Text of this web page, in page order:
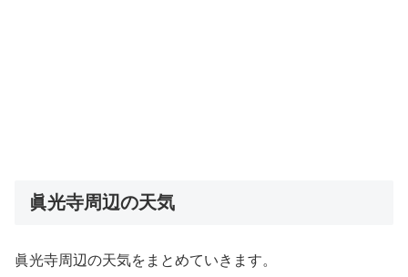
眞光寺周辺の天気
眞光寺周辺の天気をまとめていきます。